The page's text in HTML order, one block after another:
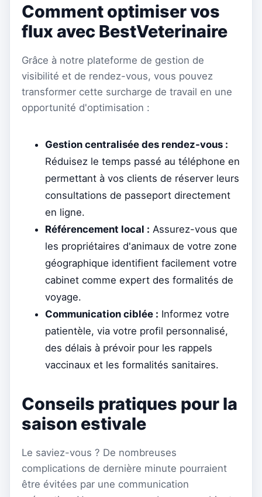
Comment optimiser vos
flux avec BestVeterinaire
Grâce à notre plateforme de gestion de
visibilité et de rendez-vous, vous pouvez
transformer cette surcharge de travail en une
opportunité d'optimisation :
Gestion centralisée des rendez-vous :
Réduisez le temps passé au téléphone en
permettant à vos clients de réserver leurs
consultations de passeport directement
en ligne.
Référencement local : Assurez-vous que
les propriétaires d'animaux de votre zone
géographique identifient facilement votre
cabinet comme expert des formalités de
voyage.
Communication ciblée : Informez votre
patientèle, via votre profil personnalisé,
des délais à prévoir pour les rappels
vaccinaux et les formalités sanitaires.
Conseils pratiques pour la
saison estivale
Le saviez-vous ? De nombreuses
complications de dernière minute pourraient
être évitées par une communication